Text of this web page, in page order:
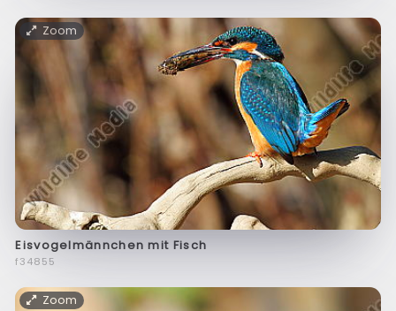
Zoom
Eisvogelmännchen mit Fisch
f34855
Zoom